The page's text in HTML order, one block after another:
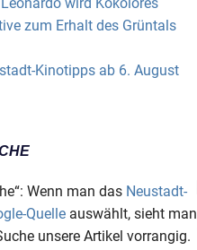
zum Erhalt des Grüntals
Kinotipps ab 6. August
Wenn man das Neustadt-
Quelle auswählt, sieht man
unsere Artikel vorrangig.